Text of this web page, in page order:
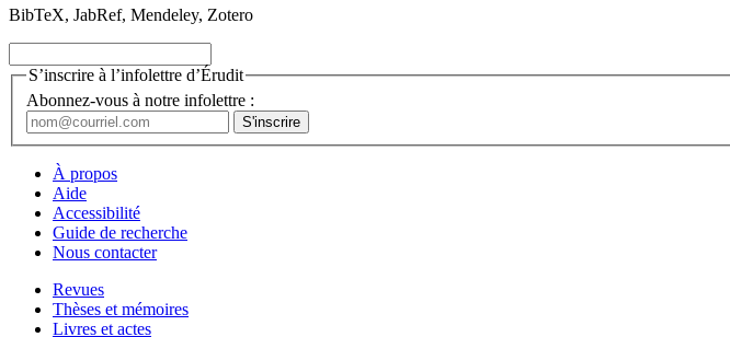
BibTeX, JabRef, Mendeley, Zotero
S’inscrire à l’infolettre d’Érudit
Abonnez-vous à notre infolettre :
À propos
Aide
Accessibilité
Guide de recherche
Nous contacter
Revues
Thèses et mémoires
Livres et actes